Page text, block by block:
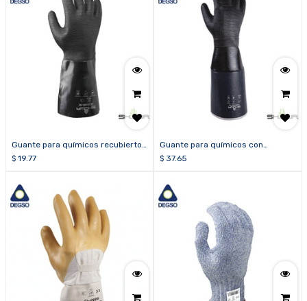
Guante para químicos recubierto
de neopreno SHOWA® 6784R
$ 19.77
Guante para químicos con
aislamiento térmico recubierto de
$ 37.65